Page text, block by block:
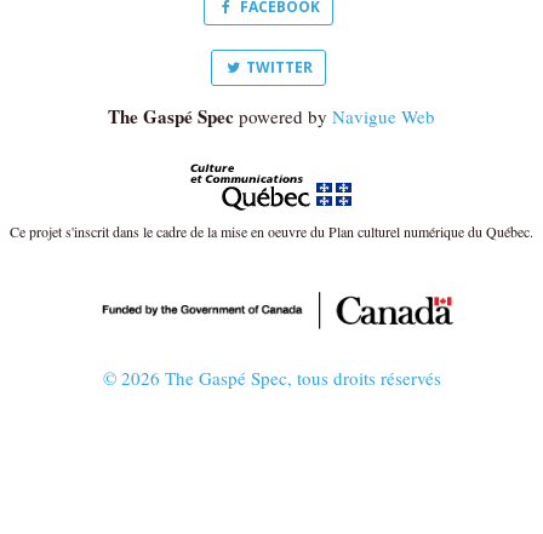
FACEBOOK
TWITTER
The Gaspé Spec powered by Navigue Web
Ce projet s'inscrit dans le cadre de la mise en oeuvre du Plan culturel numérique du Québec.
© 2026 The Gaspé Spec, tous droits réservés